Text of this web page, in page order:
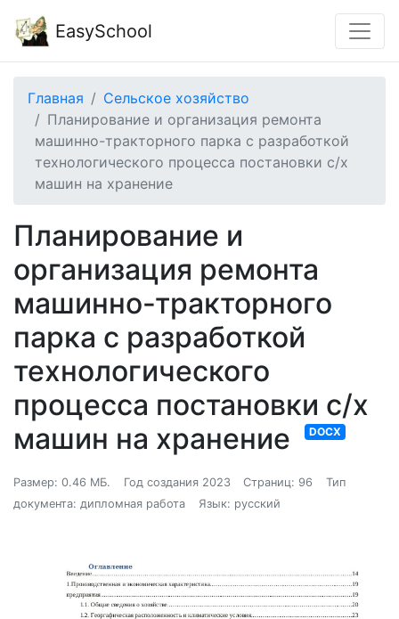
EasySchool
Главная
Сельское хозяйство
Планирование и организация ремонта
машинно-тракторного парка с разработкой
технологического процесса постановки с/х
машин на хранение
Планирование и
организация ремонта
машинно-тракторного
парка с разработкой
технологического
процесса постановки с/х
машин на хранение
DOCX
Размер: 0.46 МБ. Год создания 2023 Страниц: 96
Тип
документа: дипломная работа
Язык: русский